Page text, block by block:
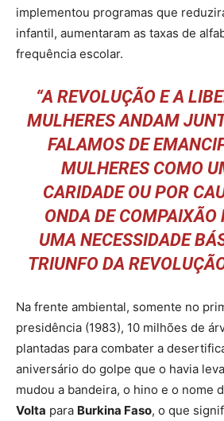
implementou programas que
infantil, aumentaram as taxas de
frequência escolar.
“A REVOLUÇÃO E A
MULHERES ANDAM
FALAMOS DE
MULHERES COMO
CARIDADE OU POR
ONDA DE
UMA NECESSIDADE
TRIUNFO DA
Na frente ambiental, somente no
presidência (1983), 10 milhões de
plantadas para combater a
aniversário do golpe que o havia
mudou a bandeira, o hino e o nome
Volta para Burkina Faso, o que